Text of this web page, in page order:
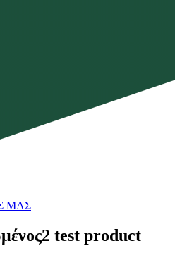
ΜΑΣ
test product